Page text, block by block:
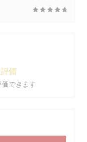
価
できます